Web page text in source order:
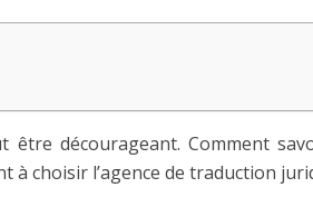
être décourageant. Comment
à choisir l’agence de traduction